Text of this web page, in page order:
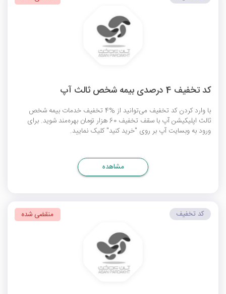
کد تخفیف 4 درصدی بیمه شخص ثالث آپ
با وارد کردن کد تخفیف می‌توانید از %4 تخفیف خدمات بیمه شخص
ثالث اپلیکیشن آپ با سقف تخفیف 60 هزار تومان بهره‌مند شوید. برای
ورود به وبسایت آپ بر روی "خرید کنید" کلیک نمایید.
مشاهده
کد تخفیف منقضی شده